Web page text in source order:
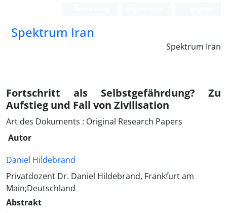
Spektrum Iran
Spektrum Iran
Fortschritt als Selbstgefährdung? Zu
Aufstieg und Fall von Zivilisation
Art des Dokuments : Original Research Papers
Autor
Daniel Hildebrand
Privatdozent Dr. Daniel Hildebrand, Frankfurt am
Main;Deutschland
Abstrakt